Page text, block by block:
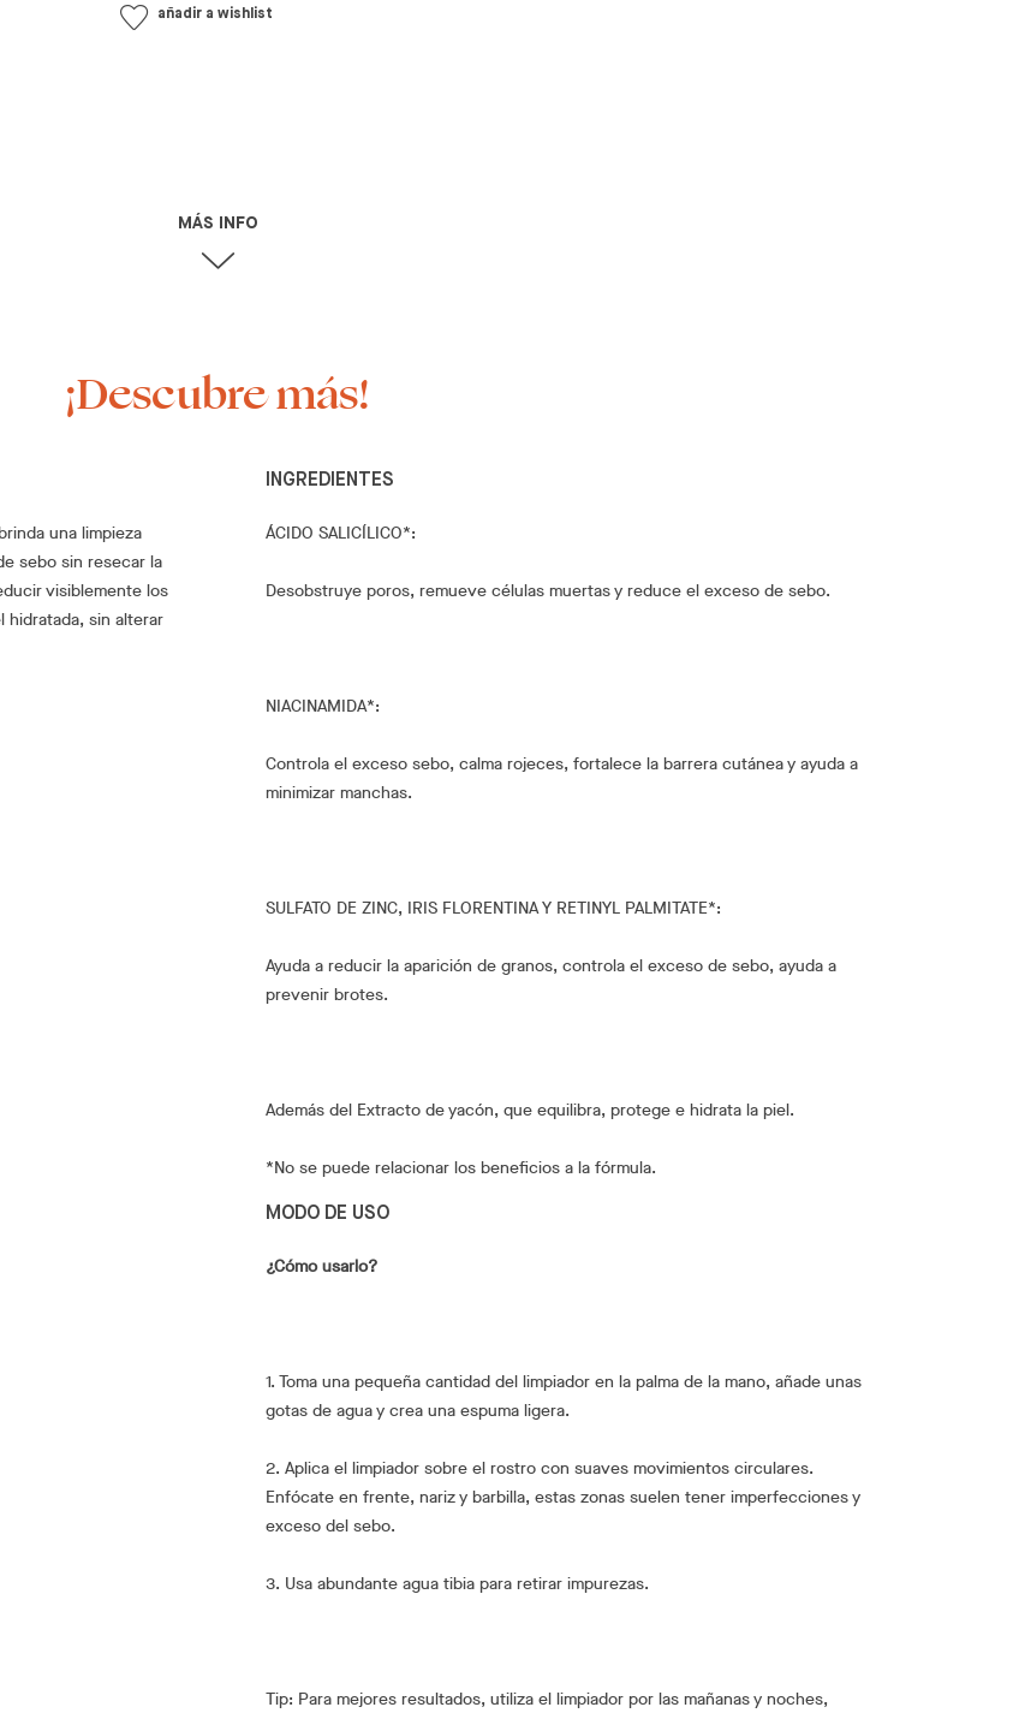
añadir a wishlist
¡Descubre más!
una limpieza
sebo sin resecar la
visiblemente los
hidratada, sin alterar
INGREDIENTES
ÁCIDO SALICÍLICO*:
Desobstruye poros, remueve células muertas y reduce el exceso de sebo.
NIACINAMIDA*:
Controla el exceso sebo, calma rojeces, fortalece la barrera cutánea y ayuda a
minimizar manchas.
SULFATO DE ZINC, IRIS FLORENTINA Y RETINYL PALMITATE*:
Ayuda a reducir la aparición de granos, controla el exceso de sebo, ayuda a
prevenir brotes.
Además del Extracto de yacón, que equilibra, protege e hidrata la piel.
*No se puede relacionar los beneficios a la fórmula.
MODO DE USO
¿Cómo usarlo?
1. Toma una pequeña cantidad del limpiador en la palma de la mano, añade unas
gotas de agua y crea una espuma ligera.
2. Aplica el limpiador sobre el rostro con suaves movimientos circulares.
Enfócate en frente, nariz y barbilla, estas zonas suelen tener imperfecciones y
exceso del sebo.
3. Usa abundante agua tibia para retirar impurezas.
Tip: Para mejores resultados, utiliza el limpiador por las mañanas y noches,